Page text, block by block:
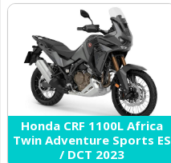
Honda CRF 1100L Africa
Twin Adventure Sports ES
/ DCT 2023